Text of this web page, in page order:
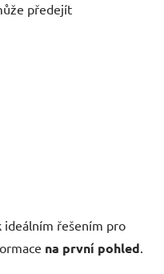
předejít
řešením pro
na první pohled.